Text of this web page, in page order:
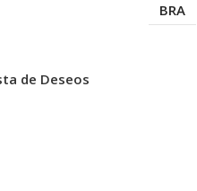
BRA
de Deseos